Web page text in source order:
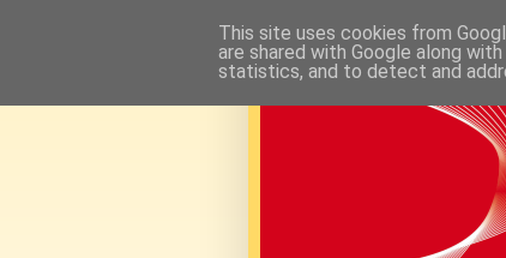
This site uses cookies from
are shared with Google along
statistics, and to detect and